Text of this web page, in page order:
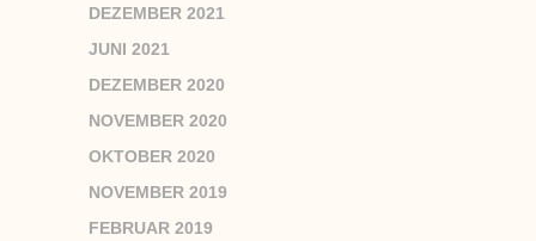
DEZEMBER 2021
JUNI 2021
DEZEMBER 2020
NOVEMBER 2020
OKTOBER 2020
NOVEMBER 2019
FEBRUAR 2019